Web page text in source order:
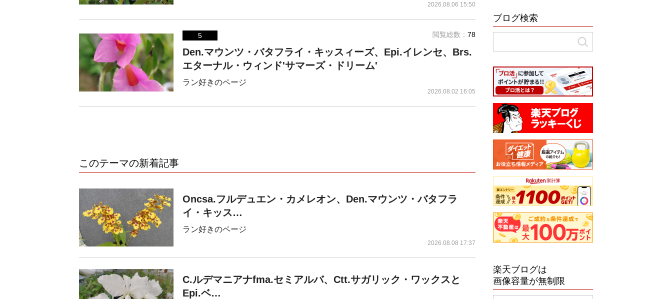
2026.08.06 15:50
5 閲覧総数： 78
Den.マウンツ・バタフライ・キッスィーズ、Epi.イレンセ、Brs.
エターナル・ウィンド'サマーズ・ドリーム'
ラン好きのページ
2026.08.02 16:05
このテーマの新着記事
Oncsa.フルデュエン・カメレオン、Den.マウンツ・バタフラ
イ・キッス…
ラン好きのページ
2026.08.08 17:37
C.ルデマニアナfma.セミアルバ、​Ctt.サガリック・ワックスと
Epi.ベ…
ブログ検索
楽天ブログは
画像容量が無制限